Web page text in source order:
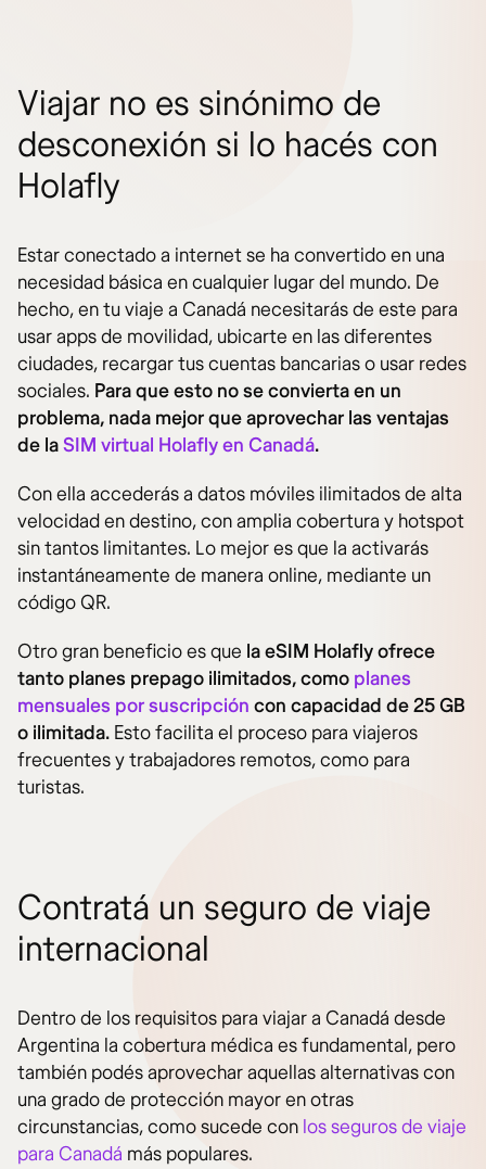
Viajar no es sinónimo de
desconexión si lo hacés con
Holafly
Estar conectado a internet se ha convertido en una
necesidad básica en cualquier lugar del mundo. De
hecho, en tu viaje a Canadá necesitarás de este para
usar apps de movilidad, ubicarte en las diferentes
ciudades, recargar tus cuentas bancarias o usar redes
sociales. Para que esto no se convierta en un
problema, nada mejor que aprovechar las ventajas
de laSIM virtual Holafly en Canadá.
Con ella accederás a datos móviles ilimitados de alta
velocidad en destino, con amplia cobertura y hotspot
sin tantos limitantes. Lo mejor es que la activarás
instantáneamente de manera online, mediante un
código QR.
Otro gran beneficio es que la eSIM Holafly ofrece
tanto planes prepago ilimitados, como planes
mensuales por suscripción con capacidad de 25 GB
o ilimitada. Esto facilita el proceso para viajeros
frecuentes y trabajadores remotos, como para
turistas.
Contratá un seguro de viaje
internacional
Dentro de los requisitos para viajar a Canadá desde
Argentina la cobertura médica es fundamental, pero
también podés aprovechar aquellas alternativas con
una grado de protección mayor en otras
circunstancias, como sucede con los seguros de viaje
para Canadá más populares.